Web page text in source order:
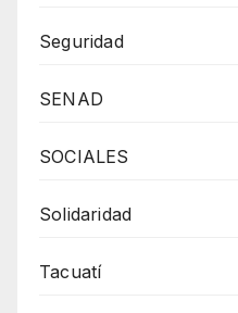
Seguridad
SENAD
SOCIALES
Solidaridad
Tacuatí